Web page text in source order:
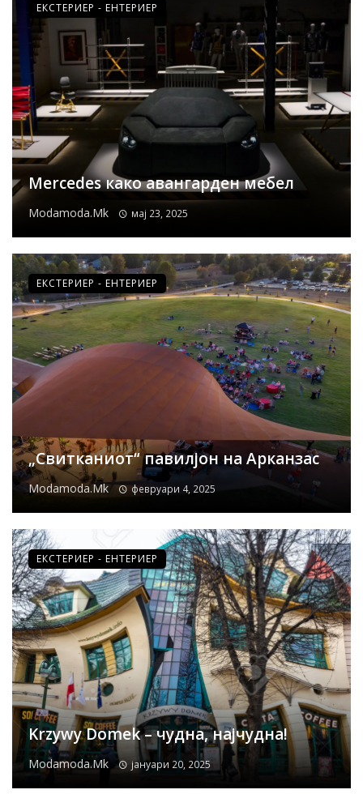
Mercedes како авангарден мебел
Modamoda.mk мај 23, 2025
ЕКСТЕРИЕР - ЕНТЕРИЕР
„Свитканиот“ павилјон на Арканзас
Modamoda.mk февруари 4, 2025
ЕКСТЕРИЕР - ЕНТЕРИЕР
Krzywy Domek – чудна, најчудна!
Modamoda.mk јануари 20, 2025
ЕКСТЕРИЕР - ЕНТЕРИЕР